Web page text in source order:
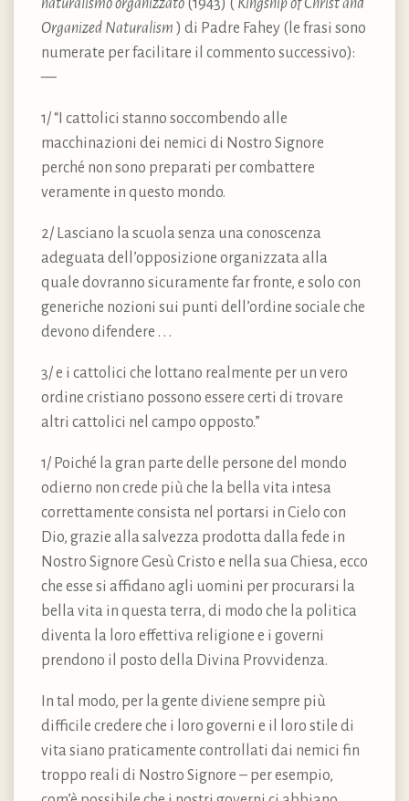
naturalismo organizzato (1943) ( Kingship of Christ and
Organized Naturalism ) di Padre Fahey (le frasi sono
numerate per facilitare il commento successivo):
—
1/ “I cattolici stanno soccombendo alle
macchinazioni dei nemici di Nostro Signore
perché non sono preparati per combattere
veramente in questo mondo.
2/ Lasciano la scuola senza una conoscenza
adeguata dell’opposizione organizzata alla
quale dovranno sicuramente far fronte, e solo con
generiche nozioni sui punti dell’ordine sociale che
devono difendere . . .
3/ e i cattolici che lottano realmente per un vero
ordine cristiano possono essere certi di trovare
altri cattolici nel campo opposto.”
1/ Poiché la gran parte delle persone del mondo
odierno non crede più che la bella vita intesa
correttamente consista nel portarsi in Cielo con
Dio, grazie alla salvezza prodotta dalla fede in
Nostro Signore Gesù Cristo e nella sua Chiesa, ecco
che esse si affidano agli uomini per procurarsi la
bella vita in questa terra, di modo che la politica
diventa la loro effettiva religione e i governi
prendono il posto della Divina Provvidenza.
In tal modo, per la gente diviene sempre più
difficile credere che i loro governi e il loro stile di
vita siano praticamente controllati dai nemici fin
troppo reali di Nostro Signore – per esempio,